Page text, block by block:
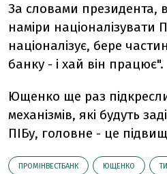
За словами президента,
наміри націоналізувати
націоналізує, бере
банку - і хай він працює".
Ющенко ще раз
механізмів, які будуть
ПІБу, головне - це
ПРОМІНВЕСТБАНК ЮЩЕНКО